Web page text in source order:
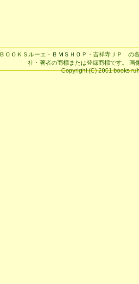
ＢＯＯＫＳルーエ・ ＢＭＳＨＯＰ ・吉祥寺ＪＰ の
社・著者の商標または登録商標です。 画
Copyright (C) 2001 books